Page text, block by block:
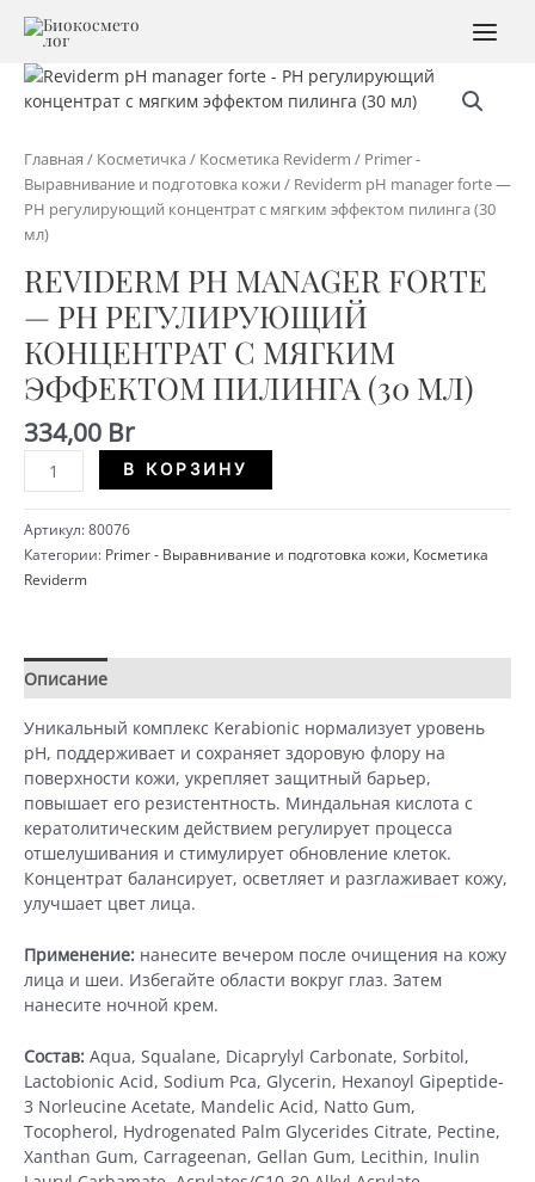
Перейти
содержимому
Главная / Косметичка / Косметика Reviderm / Primer -
Выравнивание и подготовка кожи / Reviderm pH manager forte —
РН регулирующий концентрат с мягким эффектом пилинга (30
мл)
REVIDERM PH MANAGER FORTE
— РН РЕГУЛИРУЮЩИЙ
КОНЦЕНТРАТ С МЯГКИМ
ЭФФЕКТОМ ПИЛИНГА (30 МЛ)
334,00 Br
Количество
Reviderm
pH
manager
forte
-
концентрат
с
эффектом
пилинга
(30
мл)
В КОРЗИНУ
Артикул:80076
Категории: Primer - Выравнивание и подготовка кожи, Косметика
Reviderm
Описание
Уникальный комплекс Kerabionic нормализует уровень
рН, поддерживает и сохраняет здоровую флору на
поверхности кожи, укрепляет защитный барьер,
повышает его резистентность. Миндальная кислота с
кератолитическим действием регулирует процесса
отшелушивания и стимулирует обновление клеток.
Концентрат балансирует, осветляет и разглаживает кожу,
улучшает цвет лица.
Применение: нанесите вечером после очищения на кожу
лица и шеи. Избегайте области вокруг глаз. Затем
нанесите ночной крем.
Состав: Aqua, Squalane, Dicaprylyl Carbonate, Sorbitol,
Lactobionic Acid, Sodium Pca, Glycerin, Hexanoyl Gipeptide-
3 Norleucine Acetate, Mandelic Acid, Natto Gum,
Tocopherol, Hydrogenated Palm Glycerides Citrate, Pectine,
Xanthan Gum, Carrageenan, Gellan Gum, Lecithin, Inulin